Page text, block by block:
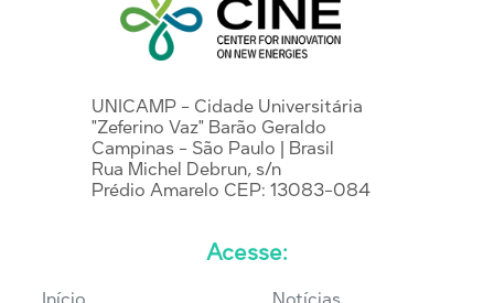
UNICAMP - Cidade Universitária
"Zeferino Vaz" Barão Geraldo
Campinas - São Paulo | Brasil
Rua Michel Debrun, s/n
Prédio Amarelo CEP: 13083-084
Acesse: